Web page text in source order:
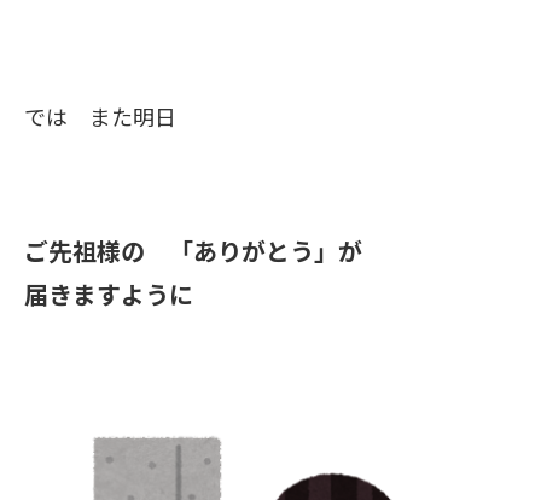
では また明日
ご先祖様の 「ありがとう」が
届きますように